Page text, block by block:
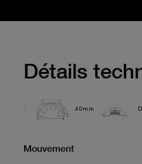
Détails
40mm
Mouvement